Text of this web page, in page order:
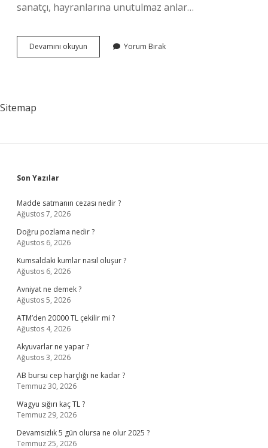
sanatçı, hayranlarına unutulmaz anlar…
Devamını okuyun Harbiye
Açık
Yorum Bırak
Sitemap
Sidebar
Son Yazılar
Madde satmanın cezası nedir ?
Ağustos 7, 2026
Doğru pozlama nedir ?
Ağustos 6, 2026
Kumsaldaki kumlar nasıl oluşur ?
Ağustos 6, 2026
Avniyat ne demek ?
Ağustos 5, 2026
ATM’den 20000 TL çekilir mi ?
Ağustos 4, 2026
Akyuvarlar ne yapar ?
Ağustos 3, 2026
AB bursu cep harçlığı ne kadar ?
Temmuz 30, 2026
Wagyu sığırı kaç TL ?
Temmuz 29, 2026
Devamsızlık 5 gün olursa ne olur 2025 ?
Temmuz 25, 2026